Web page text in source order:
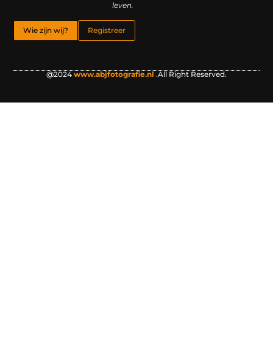
leven.
Wie zijn wij? Registreer
@2024 www.abjfotografie.nl .All Right Reserved.